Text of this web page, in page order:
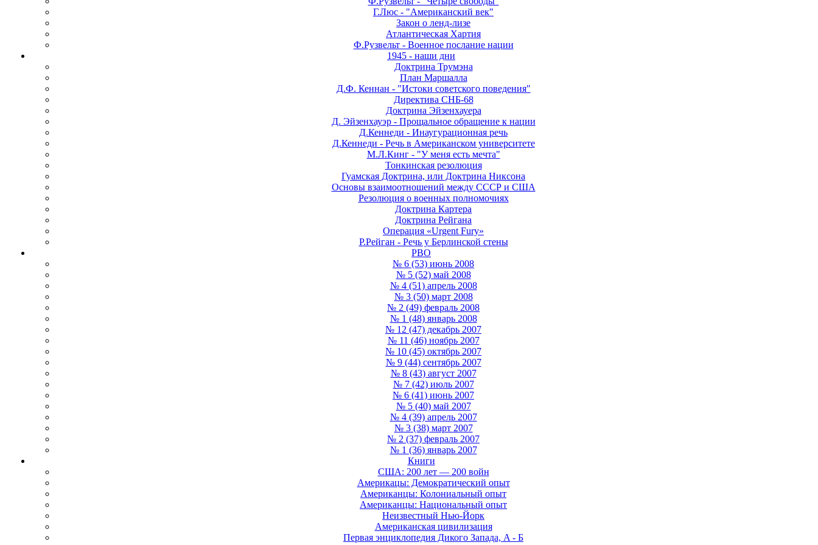
Г.Люс - "Американский век"
Закон о ленд-лизе
Атлантическая Хартия
Ф.Рузвельт - Военное послание нации
1945 - наши дни
Доктрина Трумэна
План Маршалла
Д.Ф. Кеннан - "Истоки советского поведения"
Директива СНБ-68
Доктрина Эйзенхауера
Д. Эйзенхауэр - Прощальное обращение к нации
Д.Кеннеди - Инаугурационная речь
Д.Кеннеди - Речь в Американском университете
М.Л.Кинг - "У меня есть мечта"
Тонкинская резолюция
Гуамская Доктрина, или Доктрина Никсона
Основы взаимоотношений между СССР и США
Резолюция о военных полномочиях
Доктрина Картера
Доктрина Рейгана
Операция «Urgent Fury»
Р.Рейган - Речь у Берлинской стены
РВО
№ 6 (53) июнь 2008
№ 5 (52) май 2008
№ 4 (51) апрель 2008
№ 3 (50) март 2008
№ 2 (49) февраль 2008
№ 1 (48) январь 2008
№ 12 (47) декабрь 2007
№ 11 (46) ноябрь 2007
№ 10 (45) октябрь 2007
№ 9 (44) сентябрь 2007
№ 8 (43) август 2007
№ 7 (42) июль 2007
№ 6 (41) июнь 2007
№ 5 (40) май 2007
№ 4 (39) апрель 2007
№ 3 (38) март 2007
№ 2 (37) февраль 2007
№ 1 (36) январь 2007
Книги
США: 200 лет — 200 войн
Америкацы: Демократический опыт
Американцы: Колониальный опыт
Американцы: Национальный опыт
Неизвестный Нью-Йорк
Американская цивилизация
Первая энциклопедия Дикого Запада, A - Б